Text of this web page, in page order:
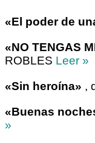
«El poder de
«NO TENGAS
ROBLES Leer »
«Sin heroína» ,
«Buenas
»